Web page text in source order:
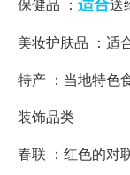
美妆护肤品 ：适
特产 ：当地特色
装饰品类
春联 ：红色的对